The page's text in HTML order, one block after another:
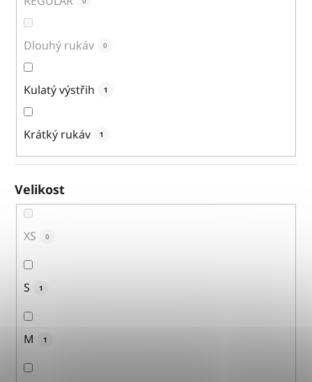
Dlouhý rukáv 0
Kulatý výstřih 1
Krátký rukáv 1
Velikost
XS 0
S 1
M 1